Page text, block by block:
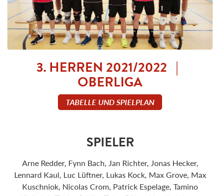
3. HERREN 2021/2022 |
OBERLIGA
TABELLE UND SPIELPLAN
SPIELER
Arne Redder, Fynn Bach, Jan Richter, Jonas Hecker,
Lennard Kaul, Luc Lüftner, Lukas Kock, Max Grove, Max
Kuschniok, Nicolas Crom, Patrick Espelage, Tamino